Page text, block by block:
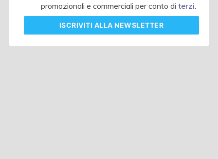
promozionali e commerciali per conto diterzi.
ISCRIVITI ALLA NEWSLETTER